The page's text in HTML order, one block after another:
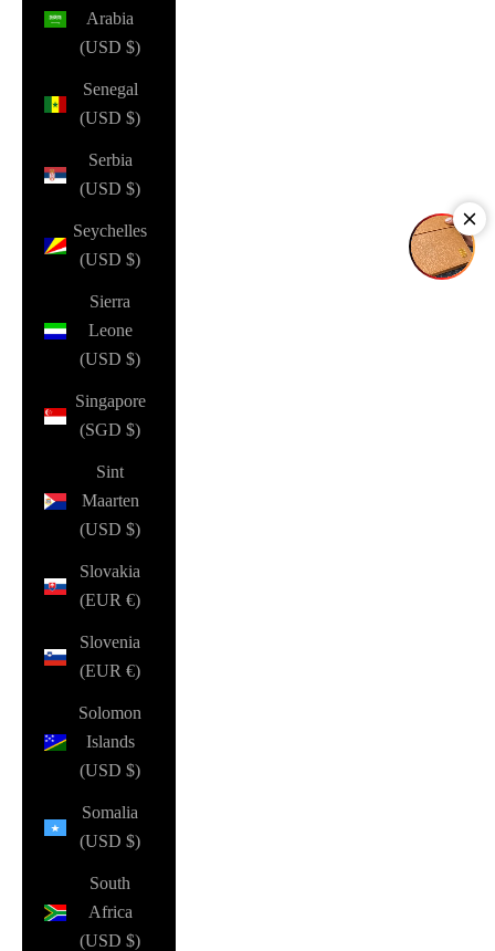
Arabia
(USD $)
Senegal
(USD $)
Serbia
(USD $)
Seychelles
(USD $)
Sierra
Leone
(USD $)
Singapore
(SGD $)
Sint
Maarten
(USD $)
Slovakia
(EUR €)
Slovenia
(EUR €)
Solomon
Islands
(USD $)
Somalia
(USD $)
South
Africa
(USD $)